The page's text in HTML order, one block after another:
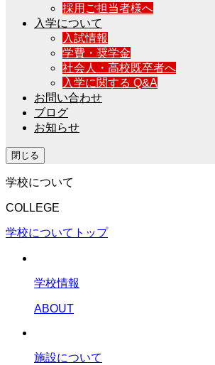
採用ご担当者様へ
入学について
入試情報
学費・奨学金
社会人・高校既卒者へ
入学に関する Q&A
お問い合わせ
ブログ
お知らせ
閉じる
学校について
COLLEGE
学校についてトップ
学校情報
ABOUT
施設について